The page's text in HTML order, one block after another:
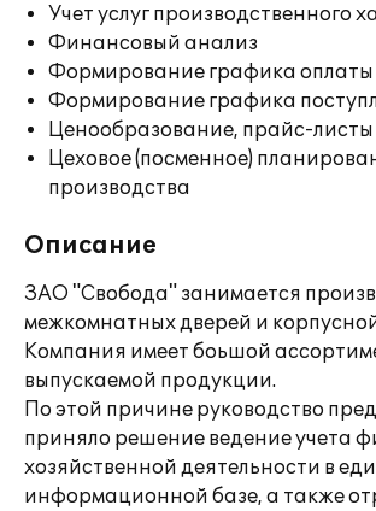
Учет услуг производственного
Финансовый анализ
Формирование графика
Формирование графика
Ценообразование, прайс-листы
Цеховое (посменное)
производства
Описание
ЗАО "Свобода" занимается
межкомнатных дверей и
Компания имеет боьшой
выпускаемой продукции.
По этой причине руководство
приняло решение ведение учета
хозяйственной деятельности в
информационной базе, а также